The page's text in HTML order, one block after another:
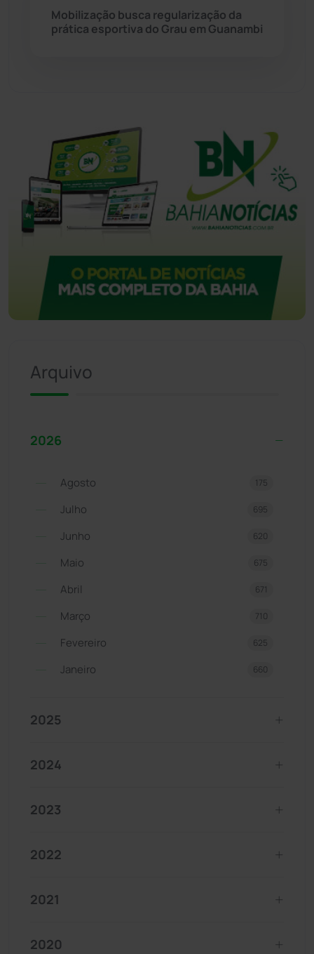
Mobilização busca regularização da
prática esportiva do Grau em Guanambi
Arquivo
2026
Agosto 175
Julho 695
Junho 620
Maio 675
Abril 671
Março 710
Fevereiro 625
Janeiro 660
2025
2024
2023
2022
2021
2020